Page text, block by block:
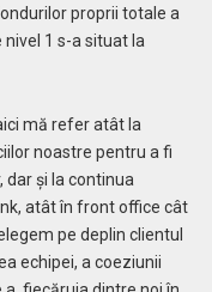
proprii totale a
1 s-a situat la
mă refer atât la
noastre pentru a fi
şi la continua
atât în front office cât
pe deplin clientul
echipei, a coeziunii